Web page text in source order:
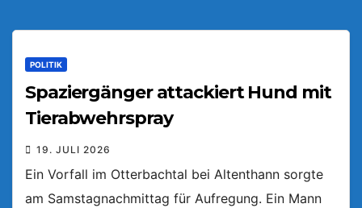
POLITIK
Spaziergänger attackiert Hund mit
Tierabwehrspray
19. JULI 2026
Ein Vorfall im Otterbachtal bei Altenthann sorgte
am Samstagnachmittag für Aufregung. Ein Mann